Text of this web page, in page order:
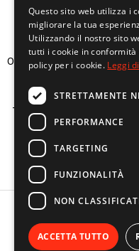
MACCHINE A
0522665507
Termini e condizioni
Sovvenzioni
Copyright ©
All rights reserved.
Questo sito web utilizza i
migliorare la tua
Utilizzando il nostro sito
tutti i cookie in conformità
policy per i cookie. Leggi
STRETTAMENTE
PERFORMANCE
TARGETING
FUNZIONALITÀ
NON
ACCETTA TUTTO